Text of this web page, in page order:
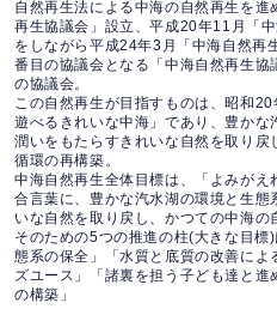
自然再生法による中海の自然再生を
再生協議会」設立、平成20年11月「
をしながら平成24年3月「中海自然再
番目の協議会となる「中海自然再生
の協議会。
この自然再生が目指すものは、昭和
遊べるきれいな中海」であり、豊か
潤いをもたらすきれいな自然を取り
循環の再構築。
中海自然再生全体目標は、「よみが
合言葉に、豊かな汽水湖の環境と生
いな自然を取り戻し、かつての中海の
そのための5つの推進の柱(大きな目標
態系の保全」「水質と底質の改善によ
ズユース」「諸裏を担う子ども達と
の構築」